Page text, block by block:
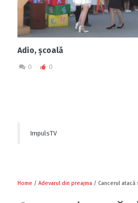
Adio, școală
0 0
ImpulsTV
Home / Adevarul din preajma / Cancerul atacă